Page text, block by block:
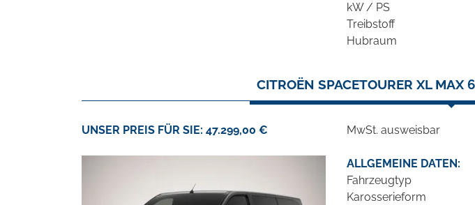
kW / PS
Treibstoff
Hubraum
CITROËN SPACETOURER XL MAX
UNSER PREIS FÜR SIE: 47.299,00 € MwSt. ausweisbar
ALLGEMEINE DATEN:
Fahrzeugtyp
Karosserieform